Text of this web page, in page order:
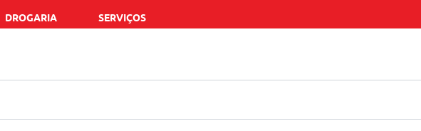
DROGARIA SERVIÇOS